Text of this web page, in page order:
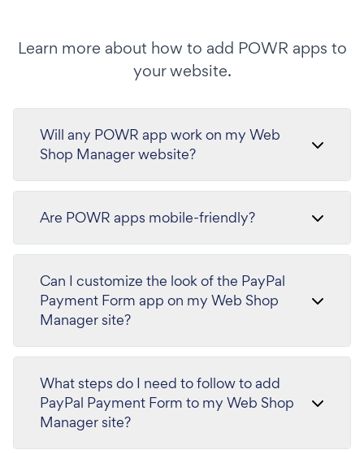
Learn more about how to add POWR apps to
your website.
Will any POWR app work on my Web
Shop Manager website?
Are POWR apps mobile-friendly?
Can I customize the look of the PayPal
Payment Form app on my Web Shop
Manager site?
What steps do I need to follow to add
PayPal Payment Form to my Web Shop
Manager site?